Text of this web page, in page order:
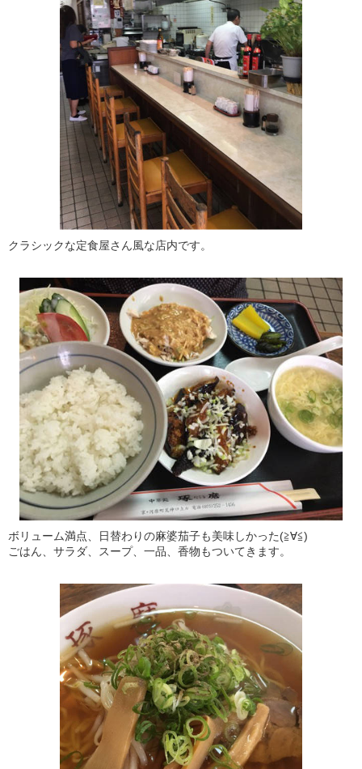
クラシックな定食屋さん風な店内です。
ボリューム満点、日替わりの麻婆茄子も美味しかった(≧∀≦)
ごはん、サラダ、スープ、一品、香物もついてきます。